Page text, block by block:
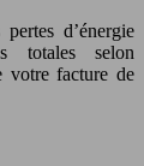
d’énergie
totales selon
votre facture de